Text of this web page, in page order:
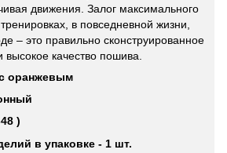
движения. Залог максимального
в повседневной жизни,
– это правильно сконструированное
высокое качество пошива.
оранжевым
)
в упаковке - 1 шт.